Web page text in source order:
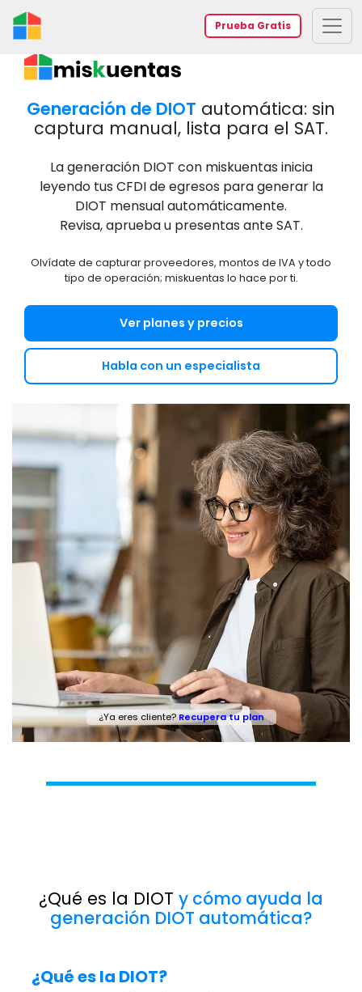
Prueba Gratis
Generación de DIOT automática: sin
captura manual, lista para el SAT.
La generación DIOT con miskuentas inicia
leyendo tus CFDI de egresos para generar la
DIOT mensual automáticamente.
Revisa, aprueba u presentas ante SAT.
Olvídate de capturar proveedores, montos de IVA y todo
tipo de operación; miskuentas lo hace por ti.
Ver planes y precios
Habla con un especialista
¿Ya eres cliente?Recupera tu plan
¿Qué es la DIOT y cómo ayuda la
generación DIOT automática?
¿Qué es la DIOT?